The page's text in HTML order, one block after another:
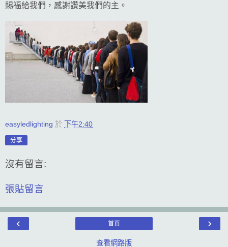
賜福給我們，感謝讚美我們的主。
easyledlighting 於 下午2:40
分享
沒有留言:
張貼留言
‹ ›
首頁
查看網路版